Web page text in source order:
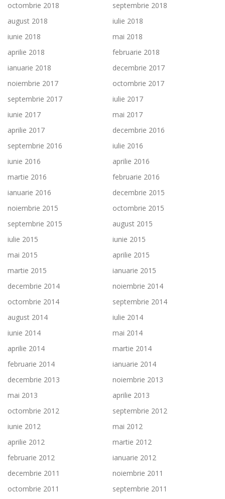
octombrie 2018
septembrie 2018
august 2018
iulie 2018
iunie 2018
mai 2018
aprilie 2018
februarie 2018
ianuarie 2018
decembrie 2017
noiembrie 2017
octombrie 2017
septembrie 2017
iulie 2017
iunie 2017
mai 2017
aprilie 2017
decembrie 2016
septembrie 2016
iulie 2016
iunie 2016
aprilie 2016
martie 2016
februarie 2016
ianuarie 2016
decembrie 2015
noiembrie 2015
octombrie 2015
septembrie 2015
august 2015
iulie 2015
iunie 2015
mai 2015
aprilie 2015
martie 2015
ianuarie 2015
decembrie 2014
noiembrie 2014
octombrie 2014
septembrie 2014
august 2014
iulie 2014
iunie 2014
mai 2014
aprilie 2014
martie 2014
februarie 2014
ianuarie 2014
decembrie 2013
noiembrie 2013
mai 2013
aprilie 2013
octombrie 2012
septembrie 2012
iunie 2012
mai 2012
aprilie 2012
martie 2012
februarie 2012
ianuarie 2012
decembrie 2011
noiembrie 2011
octombrie 2011
septembrie 2011